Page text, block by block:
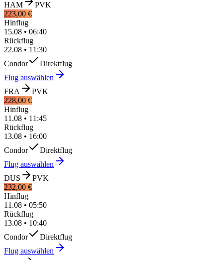
HAM
PVK
223,00 €
Hinflug
15.08 • 06:40
Rückflug
22.08 • 11:30
Condor
Direktflug
Flug auswählen
FRA
PVK
228,00 €
Hinflug
11.08 • 11:45
Rückflug
13.08 • 16:00
Condor
Direktflug
Flug auswählen
DUS
PVK
232,00 €
Hinflug
11.08 • 05:50
Rückflug
13.08 • 10:40
Condor
Direktflug
Flug auswählen